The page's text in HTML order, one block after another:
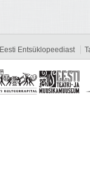
Eesti Entsüklopeediast